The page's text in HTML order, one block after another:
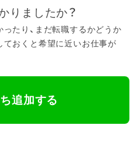
りましたか？
たり、まだ転職するかどうか
おくと希望に近いお仕事が
追加する